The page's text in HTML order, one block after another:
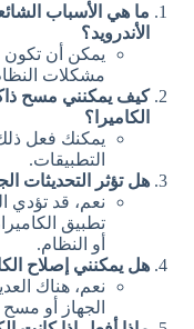
ما هي الأسباب
الأندرويد؟
يمكن أن تكون
مشكلات
كيف يمكنني مسح
الكاميرا؟
يمكنك فعل
التطبيقات.
هل تؤثر التحديثات
نعم، قد تؤدي
تطبيق
أو النظام.
هل يمكنني إصلاح
نعم، هناك
الجهاز أو